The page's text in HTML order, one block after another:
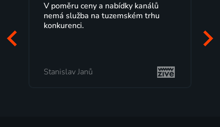
Lepší.TV sleduji už několik let s
maximální spokojeností. Velký výběr
programů a nemuset běžet k TV na
Milada Tomešová